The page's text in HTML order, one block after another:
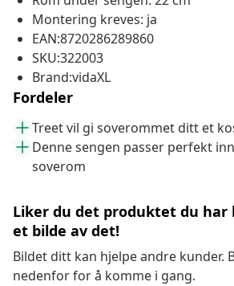
Montering kreves: ja
EAN:8720286289860
SKU:322003
Brand:vidaXL
Fordeler
Treet vil gi soverommet ditt et
Denne sengen passer perfekt
soverom
Liker du det produktet du har
et bilde av det!
Bildet ditt kan hjelpe andre kunder.
nedenfor for å komme i gang.